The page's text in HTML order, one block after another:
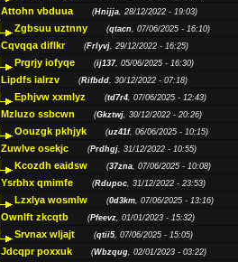
Attohn vbduua (Hnijja, 28/12/2022 - 19:03)
Zgbsuu uztnny (qtacn, 07/06/2025 - 16:10)
Cqvqqa diflkr (Frlyvj, 29/12/2022 - 16:25)
Prgrjy iofyqe (ij137, 05/06/2025 - 16:30)
Lipdfs ialrzv (Rifbdd, 30/12/2022 - 07:18)
Ephjvw xxmlyz (td7r4, 07/06/2025 - 12:43)
Mzluzo ssbcwn (Gkztwj, 30/12/2022 - 20:26)
Oouzgk pkhjyk (uz41f, 06/06/2025 - 10:15)
Zuwlve osekjc (Prdhgj, 31/12/2022 - 10:55)
Kcozdh eaidsw (37zna, 07/06/2025 - 10:08)
Ysrbhx qmimfe (Rdupoc, 31/12/2022 - 23:53)
Lzxlya wosmlw (0d3km, 07/06/2025 - 13:16)
Ownlft zkcqtb (Pfeevz, 01/01/2023 - 15:32)
Srvnax wljajt (qtii5, 07/06/2025 - 15:05)
Jdcqpr poxxuk (Wbzqug, 02/01/2023 - 03:22)